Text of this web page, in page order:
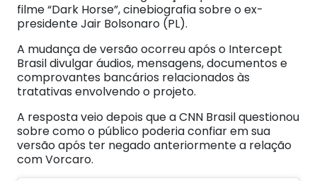
filme “Dark Horse”, cinebiografia sobre o ex-
presidente Jair Bolsonaro (PL).
A mudança de versão ocorreu após o Intercept
Brasil divulgar áudios, mensagens, documentos e
comprovantes bancários relacionados às
tratativas envolvendo o projeto.
A resposta veio depois que a CNN Brasil questionou
sobre como o público poderia confiar em sua
versão após ter negado anteriormente a relação
com Vorcaro.